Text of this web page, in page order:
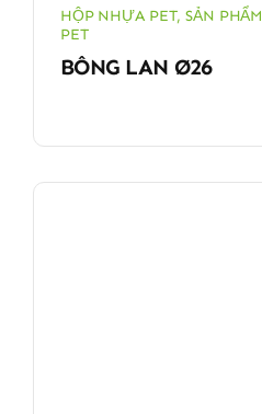
HỘP NHỰA PET,SẢN PHẨM
PET
BÔNG LAN Ø26